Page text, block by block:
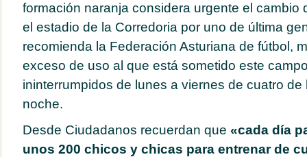
formación naranja considera urgente el cambio
el estadio de la Corredoria por uno de última
recomienda la Federación Asturiana de fútbol,
exceso de uso al que está sometido este
ininterrumpidos de lunes a viernes de cuatro
noche.
Desde Ciudadanos recuerdan que «cada día
unos 200 chicos y chicas para entrenar de